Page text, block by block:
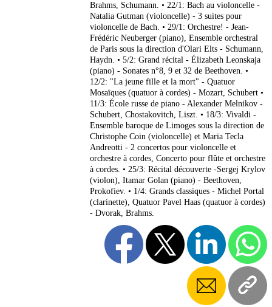
Brahms, Schumann. • 22/1: Bach au violoncelle -
Natalia Gutman (violoncelle) - 3 suites pour
violoncelle de Bach. • 29/1: Orchestre! - Jean-
Frédéric Neuberger (piano), Ensemble orchestral
de Paris sous la direction d'Olari Elts - Schumann,
Haydn. • 5/2: Grand récital - Élizabeth Leonskaja
(piano) - Sonates n°8, 9 et 32 de Beethoven. •
12/2: "La jeune fille et la mort" - Quatuor
Mosaïques (quatuor à cordes) - Mozart, Schubert •
11/3: École russe de piano - Alexander Melnikov -
Schubert, Chostakovitch, Liszt. • 18/3: Vivaldi -
Ensemble baroque de Limoges sous la direction de
Christophe Coin (violoncelle) et Maria Tecla
Andreotti - 2 concertos pour violoncelle et
orchestre à cordes, Concerto pour flûte et orchestre
à cordes. • 25/3: Récital découverte -Sergej Krylov
(violon), Itamar Golan (piano) - Beethoven,
Prokofiev. • 1/4: Grands classiques - Michel Portal
(clarinette), Quatuor Pavel Haas (quatuor à cordes)
- Dvorak, Brahms.